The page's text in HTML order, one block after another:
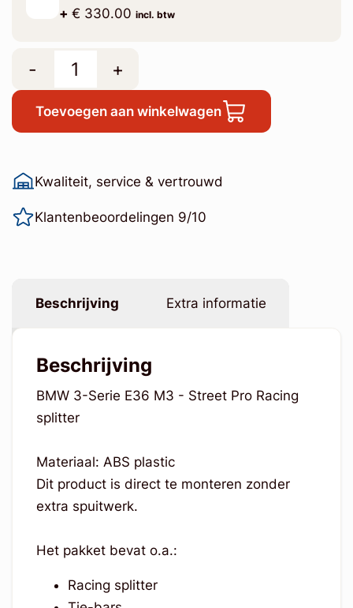
+ € 330.00 incl. btw
- +
Toevoegen aan winkelwagen
Kwaliteit, service & vertrouwd
Klantenbeoordelingen 9/10
Beschrijving Extra informatie
Beschrijving
BMW 3-Serie E36 M3 - Street Pro Racing
splitter
Materiaal: ABS plastic
Dit product is direct te monteren zonder
extra spuitwerk.
Het pakket bevat o.a.:
Racing splitter